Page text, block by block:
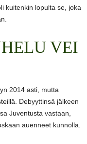
kuitenkin lopulta se, joka
VEI
2014 asti, mutta
Debyyttinsä jälkeen
Juventusta vastaan,
auenneet kunnolla.